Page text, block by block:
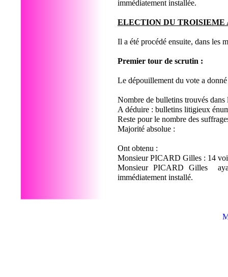
immédiatement installée.
ELECTION DU TROISIEME
Il a été procédé ensuite, dans les
Premier tour de scrutin :
Le dépouillement du vote a
Nombre de bulletins trouvés dans
A déduire : bulletins litigieux
Reste pour le nombre des
Majorité absolue :
Ont obtenu :
Monsieur PICARD Gilles : 14
Monsieur PICARD Gilles
immédiatement installé.